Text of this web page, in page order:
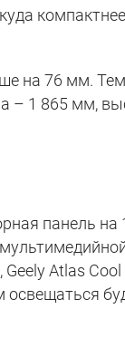
на 76 мм.
– 1 865 мм,
панель
Atlas
освещаться